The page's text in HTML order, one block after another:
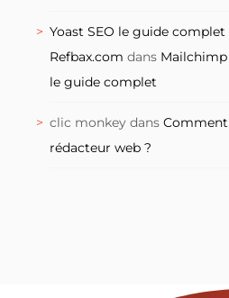
Yoast SEO le guide complet
Refbax.com dans Mailchimp
le guide complet
clic monkey dans
rédacteur web ?